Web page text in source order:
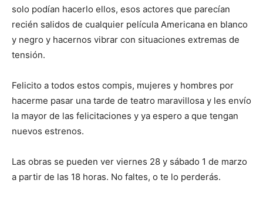
solo podían hacerlo ellos, esos actores que parecían
recién salidos de cualquier película Americana en blanco
y negro y hacernos vibrar con situaciones extremas de
tensión.
Felicito a todos estos compis, mujeres y hombres por
hacerme pasar una tarde de teatro maravillosa y les envío
la mayor de las felicitaciones y ya espero a que tengan
nuevos estrenos.
Las obras se pueden ver viernes 28 y sábado 1 de marzo
a partir de las 18 horas. No faltes, o te lo perderás.